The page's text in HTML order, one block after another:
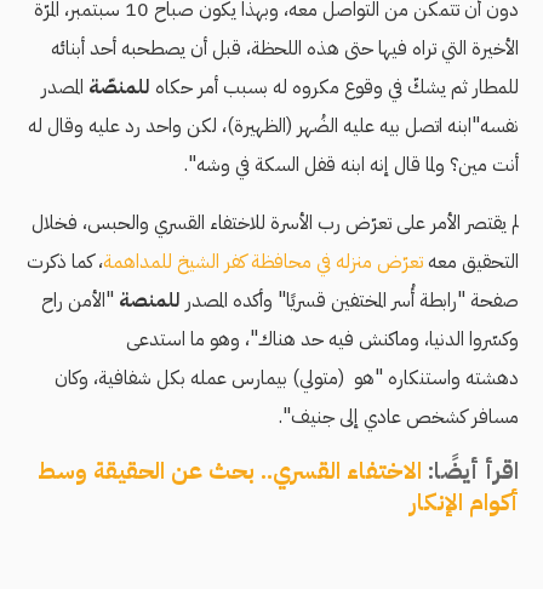
دون أن تتمكن من التواصل معه، وبهذا يكون صباح 10 سبتمبر، المرّة
الأخيرة التي تراه فيها حتى هذه اللحظة، قبل أن يصطحبه أحد أبنائه
للمطار ثم يشكّ في وقوع مكروه له بسبب أمر حكاه للمنصّة المصدر
نفسه"ابنه اتصل بيه عليه الضُهر (الظهيرة)، لكن واحد رد عليه وقال له
أنت مين؟ ولما قال إنه ابنه قفل السكة في وشه".
لم يقتصر الأمر على تعرّض رب الأسرة للاختفاء القسري والحبس، فخلال
التحقيق معه تعرّض منزله في محافظة كفر الشيخ للمداهمة، كما ذكرت
صفحة "رابطة أُسر المختفين قسريًا" وأكده المصدر للمنصة "اﻷمن راح
وكسّروا الدنيا، وماكنش فيه حد هناك"، وهو ما استدعى
دهشته واستنكاره "هو (متولي) بيمارس عمله بكل شفافية، وكان
مسافر كشخص عادي إلى جنيف".
اقرأ أيضًا: الاختفاء القسري.. بحث عن الحقيقة وسط
أكوام الإنكار